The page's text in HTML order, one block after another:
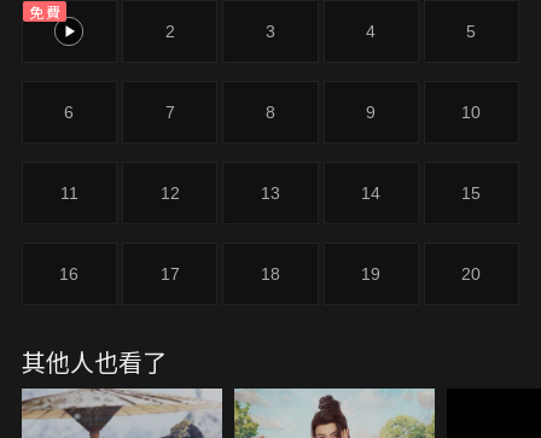
百姓和異鄉人的一致認可。升任州府後，許清嘉因地
制宜，種藥材發展經濟，緩解災荒。加上胡嬌在邊城
跌入穀底，病如山倒。兩人只好回到老家，胡嬌挺身
妻二人不忘初心，再度齊力破貪官，走上了攻堅為民
免費
1 2 3 4 5
6 7 8 9 10
11 12 13 14 15
16 17 18 19 20
其他人也看了